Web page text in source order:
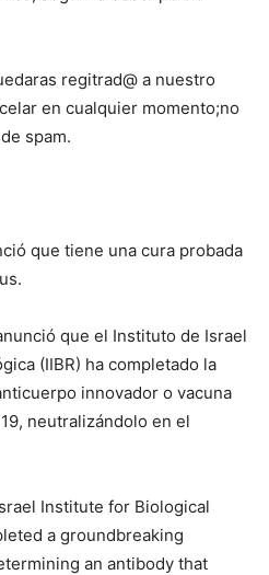
regitrad@ a nuestro
en cualquier momento;no
spam.
que tiene una cura probada
que el Instituto de Israel
(IIBR) ha completado la
innovador o vacuna
neutralizándolo en el
Institute for Biological
a groundbreaking
an antibody that